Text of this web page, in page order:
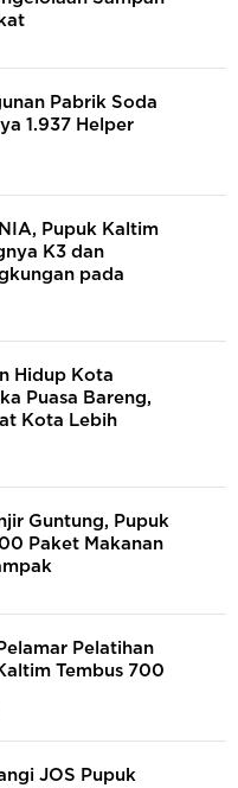
Pabrik Soda
1.937 Helper
Pupuk Kaltim
K3 dan
pada
Hidup Kota
Puasa Bareng,
Kota Lebih
Guntung, Pupuk
Paket Makanan
Pelatihan
Tembus 700
JOS Pupuk